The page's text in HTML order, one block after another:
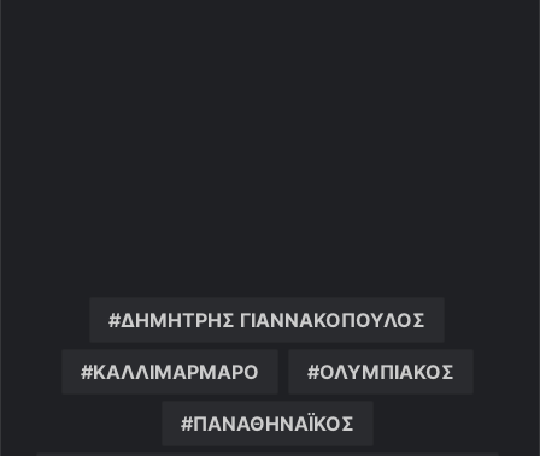
ΔΗΜΗΤΡΗΣ ΓΙΑΝΝΑΚΟΠΟΥΛΟΣ
ΚΑΛΛΙΜΑΡΜΑΡΟ ΟΛΥΜΠΙΑΚΟΣ
ΠΑΝΑΘΗΝΑΪΚΟΣ